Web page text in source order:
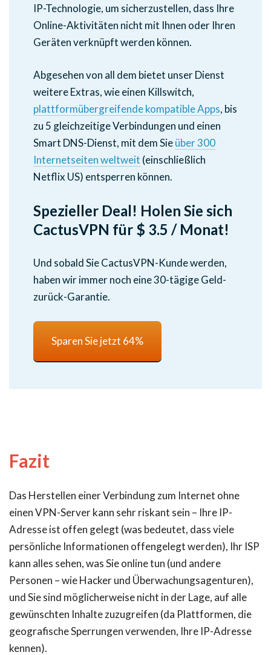
IP-Technologie, um sicherzustellen, dass Ihre
Online-Aktivitäten nicht mit Ihnen oder Ihren
Geräten verknüpft werden können.
Abgesehen von all dem bietet unser Dienst
weitere Extras, wie einen Killswitch,
plattformübergreifende kompatible Apps, bis
zu 5 gleichzeitige Verbindungen und einen
Smart DNS-Dienst, mit dem Sieüber 300
Internetseiten weltweit (einschließlich
Netflix US) entsperren können.
Spezieller Deal! Holen Sie sich
CactusVPN für $ 3.5 / Monat!
Und sobald Sie CactusVPN-Kunde werden,
haben wir immer noch eine 30-tägige Geld-
zurück-Garantie.
Sparen Sie jetzt 64%
Fazit
Das Herstellen einer Verbindung zum Internet ohne
einen VPN-Server kann sehr riskant sein – Ihre IP-
Adresse ist offen gelegt (was bedeutet, dass viele
persönliche Informationen offengelegt werden), Ihr ISP
kann alles sehen, was Sie online tun (und andere
Personen – wie Hacker und Überwachungsagenturen),
und Sie sind möglicherweise nicht in der Lage, auf alle
gewünschten Inhalte zuzugreifen (da Plattformen, die
geografische Sperrungen verwenden, Ihre IP-Adresse
kennen).